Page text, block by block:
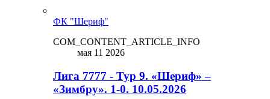
ФК "Шериф"
COM_CONTENT_ARTICLE_INFO
мая 11 2026
Лига 7777 - Тур 9. «Шериф» –
«Зимбру». 1-0. 10.05.2026